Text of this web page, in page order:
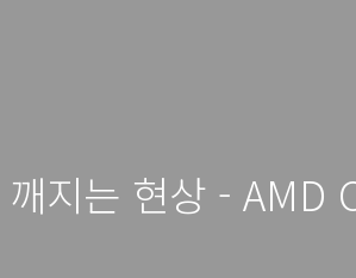
깨지는 현상 -